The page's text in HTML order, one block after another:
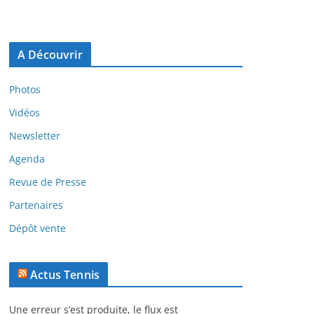
A Découvrir
Photos
Vidéos
Newsletter
Agenda
Revue de Presse
Partenaires
Dépôt vente
Actus Tennis
Une erreur s’est produite, le flux est